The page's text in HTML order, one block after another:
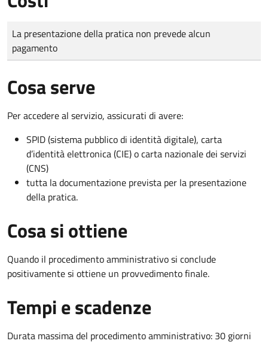
Tipo di pagamento
Importo
La presentazione della pratica non prevede alcun
pagamento
Cosa serve
Per accedere al servizio, assicurati di avere:
SPID (sistema pubblico di identità digitale), carta
d’identità elettronica (CIE) o carta nazionale dei servizi
(CNS)
tutta la documentazione prevista per la presentazione
della pratica.
Cosa si ottiene
Quando il procedimento amministrativo si conclude
positivamente si ottiene un provvedimento finale.
Tempi e scadenze
Durata massima del procedimento amministrativo: 30 giorni